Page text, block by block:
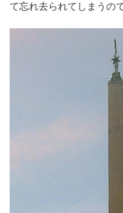
て忘れ去られてしまうの